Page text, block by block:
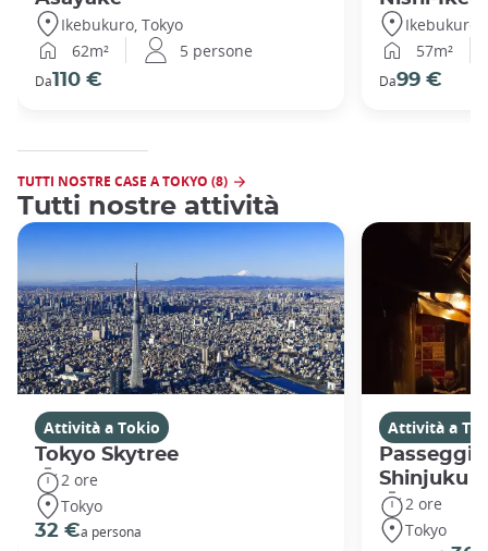
Ikebukuro, Tokyo
62m²
5 persone
Da110 €
Ikebukuro,
57m²
Da99 €
TUTTI NOSTRE CASE A TOKYO (8)
Tutti nostre attività
Attività a Tokio
Tokyo Skytree
2 ore
Tokyo
32 €a persona
Attività a
Shinjuku
2 ore
Tokyo